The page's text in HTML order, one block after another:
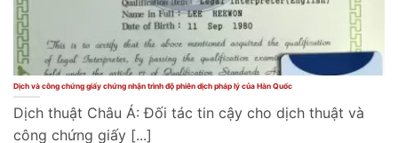
Dịch và công chứng giấy chứng nhận trình độ phiên dịch pháp lý của Hàn Quốc
Dịch thuật Châu Á: Đối tác tin cậy cho dịch thuật và
công chứng giấy [...]